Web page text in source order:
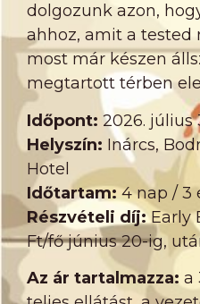
dolgozunk azon,
ahhoz, amit a
most már készen
megtartott térben
Időpont: 2026. július
Helyszín: Inárcs,
Hotel
Időtartam:4 nap / 3
Részvételi díj:Early
Ft/fő június 20-ig,
Az ár tartalmazza: a